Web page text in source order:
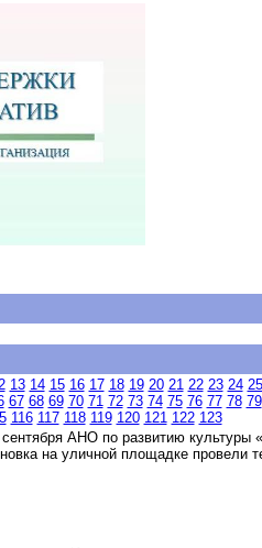
13 14 15 16 17 18 19 20 21 22 23 24 25
67 68 69 70 71 72 73 74 75 76 77 78 79
116 117 118 119 120 121 122 123
АНО по развитию культуры
на уличной площадке провели